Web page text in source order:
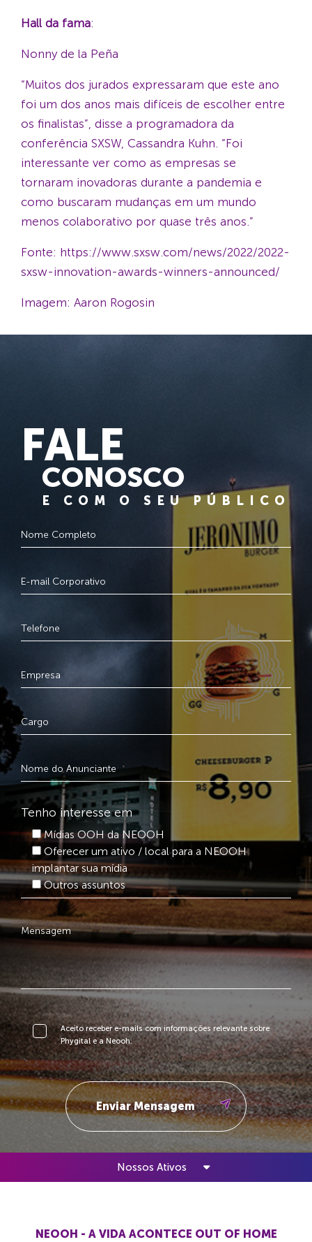
Hall da fama:
Nonny de la Peña
“Muitos dos jurados expressaram que este ano
foi um dos anos mais difíceis de escolher entre
os finalistas”, disse a programadora da
conferência SXSW, Cassandra Kuhn. “Foi
interessante ver como as empresas se
tornaram inovadoras durante a pandemia e
como buscaram mudanças em um mundo
menos colaborativo por quase três anos.”
Fonte: https://www.sxsw.com/news/2022/2022-
sxsw-innovation-awards-winners-announced/
Imagem: Aaron Rogosin
FALE
CONOSCO
E COM O SEU PÚBLICO
Tenho interesse em
Mídias OOH da NEOOH
Oferecer um ativo / local para a NEOOH
implantar sua mídia
Outros assuntos
Aceito receber e-mails com informações relevante sobre
Phygital e a Neooh.
Nossos Ativos
NEOOH - A VIDA ACONTECE OUT OF HOME